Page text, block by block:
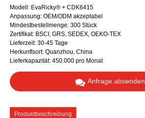
Modell: EvaRicky® + CDK6415
Anpassung: OEM/ODM akzeptabel
Mindestbestellmenge: 300 Stück
Zertifikat: BSCI, GRS, SEDEX, OEKO-TEX
Lieferzeit: 30-45 Tage
Herkunftsort: Quanzhou, China
Lieferkapazität: 450.000 pro Monat
Anfrage absenden
Produktbeschreibung